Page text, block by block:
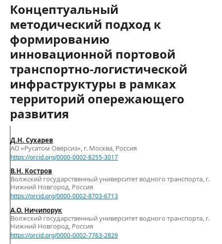
Концептуальный
методический подход к
формированию
инновационной портовой
транспортно-логистической
инфраструктуры в рамках
территорий опережающего
развития
Д.Н. Сухарев
АО «Русатом Оверсиз», г. Москва, Россия
https://orcid.org/0000-0002-8255-3017
В.Н. Костров
Волжский государственный университет водного транспорта, г.
Нижний Новгород, Россия
https://orcid.org/0000-0002-8703-6713
А.О. Ничипорук
Волжский государственный университет водного транспорта, г.
Нижний Новгород, Россия
https://orcid.org/0000-0002-7763-2829